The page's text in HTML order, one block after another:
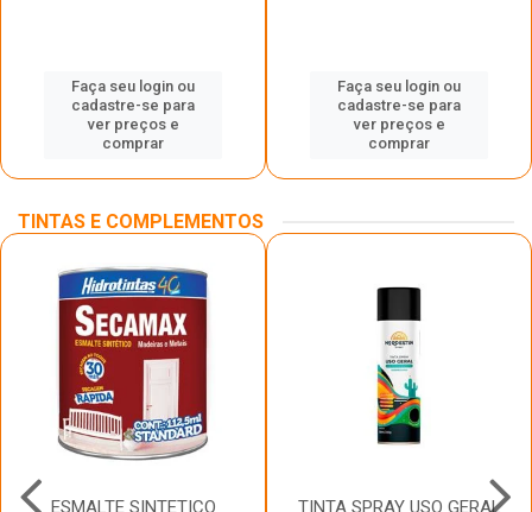
Faça seu login ou
cadastre-se para
ver preços e
comprar
Faça seu login ou
cadastre-se para
ver preços e
comprar
TINTAS E COMPLEMENTOS
ESMALTE SINTETICO TINTA SPRAY USO GERAL